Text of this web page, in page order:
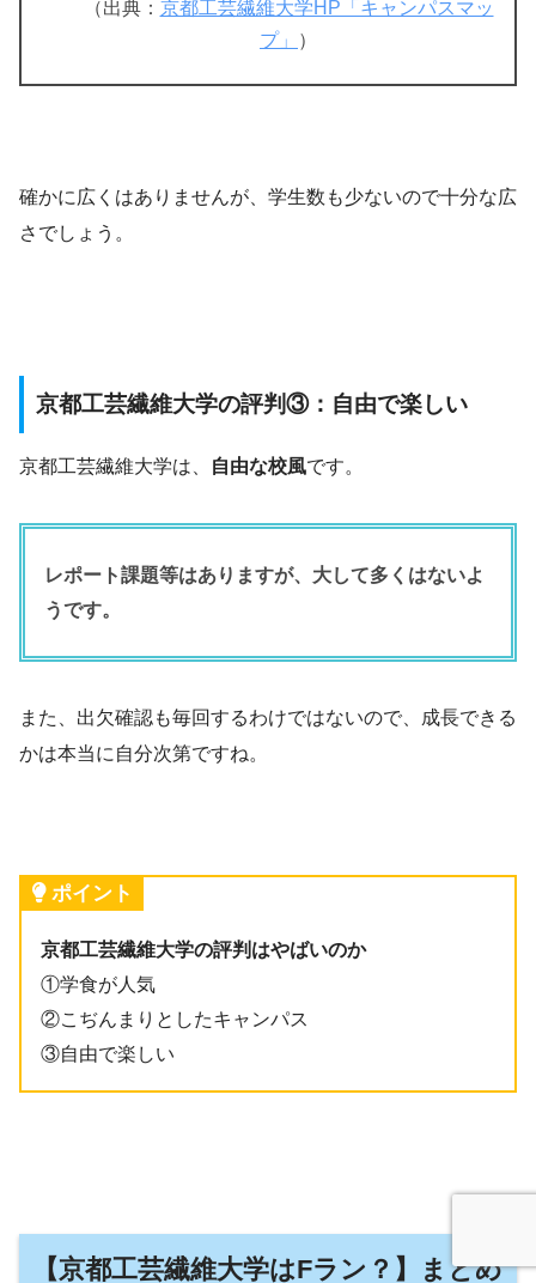
（出典： 京都工芸繊維大学HP「キャンパスマッ
プ」
）
確かに広くはありませんが、学生数も少ないので十分な広
さでしょう。
京都工芸繊維大学の評判③：自由で楽しい
京都工芸繊維大学は、 自由な校風です。
レポート課題等はありますが、大して多くはないよ
うです。
また、出欠確認も毎回するわけではないので、成長できる
かは本当に自分次第ですね。
ポイント
京都工芸繊維大学の評判はやばいのか
①学食が人気
②こぢんまりとしたキャンパス
③自由で楽しい
【京都工芸繊維大学はFラン？】まとめ